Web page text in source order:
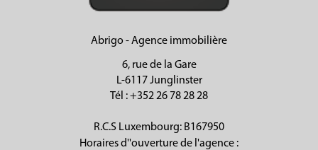
Abrigo - Agence immobilière
6, rue de la Gare
L-6117 Junglinster
Tél : +352 26 78 28 28
R.C.S Luxembourg: B167950
Horaires d''ouverture de l'agence :